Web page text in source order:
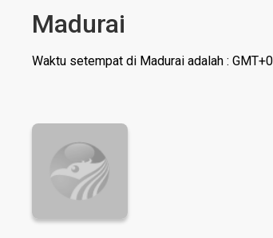
Madurai
Waktu setempat di Madurai adalah :